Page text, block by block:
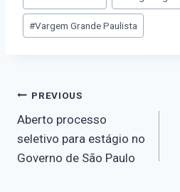
#Vargem Grande Paulista
PREVIOUS
Aberto processo
seletivo para estágio no
Governo de São Paulo